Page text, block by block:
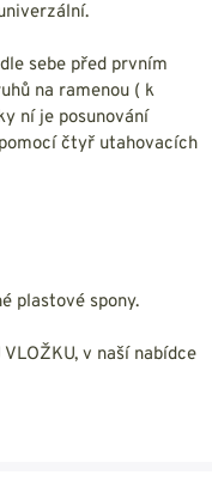
sebe před prvním
na ramenou ( k
ní je posunování
čtyř utahovacích
plastové spony.
v naší nabídce